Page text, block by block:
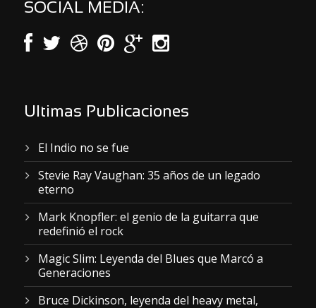
SOCIAL MEDIA:
Ultimas Publicaciones
El Indio no se fue
Stevie Ray Vaughan: 35 años de un legado
eterno
Mark Knopfler: el genio de la guitarra que
redefinió el rock
Magic Slim: Leyenda del Blues que Marcó a
Generaciones
Bruce Dickinson, leyenda del heavy metal,